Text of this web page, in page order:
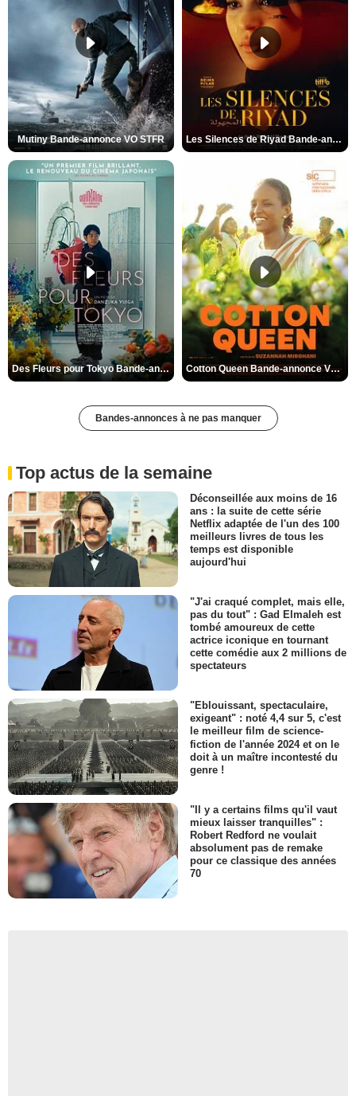
Mutiny Bande-annonce VO STFR Les Silences de Riyad Bande-annonce VO STFR
Des Fleurs pour Tokyo Bande-annonce VO STFR Cotton Queen Bande-annonce VO STFR
Bandes-annonces à ne pas manquer
Top actus de la semaine
Déconseillée aux moins de 16
ans : la suite de cette série
Netflix adaptée de l'un des 100
meilleurs livres de tous les
temps est disponible
aujourd'hui
"J'ai craqué complet, mais elle,
pas du tout" : Gad Elmaleh est
tombé amoureux de cette
actrice iconique en tournant
cette comédie aux 2 millions de
spectateurs
"Eblouissant, spectaculaire,
exigeant" : noté 4,4 sur 5, c'est
le meilleur film de science-
fiction de l'année 2024 et on le
doit à un maître incontesté du
genre !
"Il y a certains films qu'il vaut
mieux laisser tranquilles" :
Robert Redford ne voulait
absolument pas de remake
pour ce classique des années
70